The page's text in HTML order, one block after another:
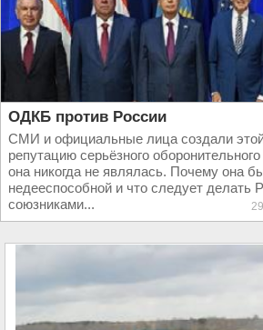
ОДКБ против России
СМИ и официальные лица создали этой
репутацию серьёзного
она никогда не являлась. Почему она
недееспособной и что следует делать
союзниками...